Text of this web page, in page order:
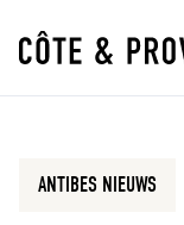
ANTIBES NIEUWS